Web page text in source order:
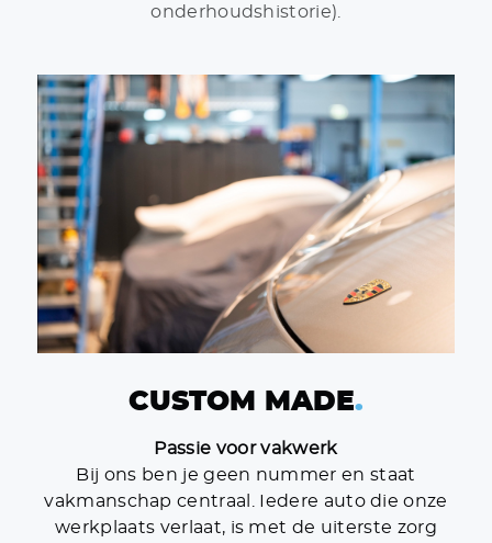
WERKPLAATS
HOME
AANBOD
OVER ONS
VERKOCHT
DETAILING
VACATURES
CONTACT
info@koenexclusief.nl
onderhoudshistorie).
CUSTOM MADE.
Passie voor vakwerk
Bij ons ben je geen nummer en staat
vakmanschap centraal. Iedere auto die onze
werkplaats verlaat, is met de uiterste zorg